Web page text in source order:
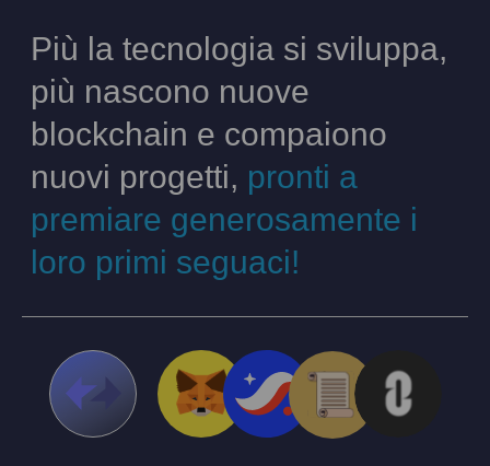
Più la tecnologia si sviluppa,
più nascono nuove
blockchain e compaiono
nuovi progetti, pronti a
premiare generosamente i
loro primi seguaci!